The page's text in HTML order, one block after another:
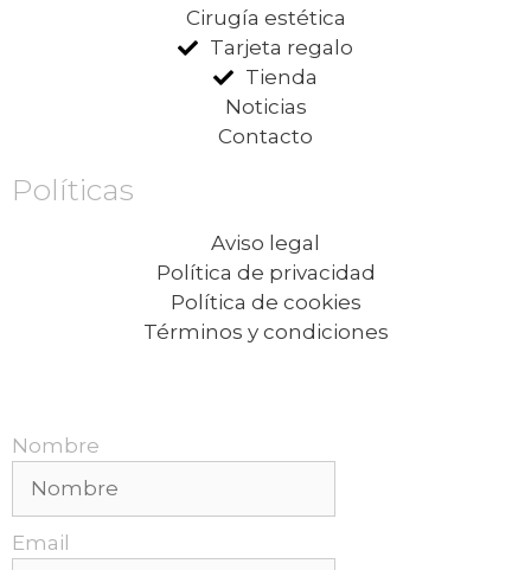
Cirugía estética
Tarjeta regalo
Tienda
Noticias
Contacto
Políticas
Aviso legal
Política de privacidad
Política de cookies
Términos y condiciones
Nombre
Email